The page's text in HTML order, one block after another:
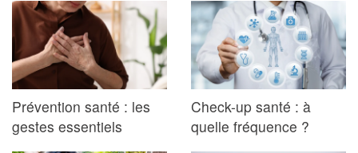
Prévention santé : les
gestes essentiels
Check-up santé : à
quelle fréquence ?